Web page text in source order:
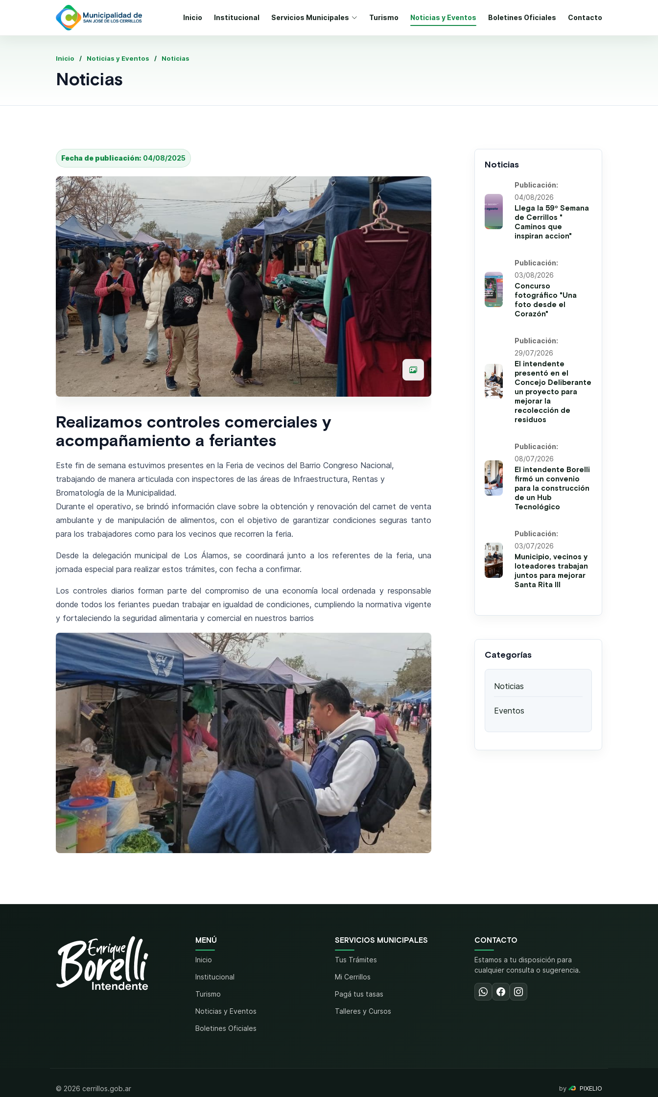
Inicio Institucional Servicios Municipales Turismo Noticias y Eventos Boletines Oficiales Contacto
Inicio Noticias y Eventos Noticias
Noticias
Fecha de publicación: 04/08/2025
Realizamos controles comerciales y
acompañamiento a feriantes
Este fin de semana estuvimos presentes en la Feria de vecinos del Barrio Congreso Nacional,
trabajando de manera articulada con inspectores de las áreas de Infraestructura, Rentas y
Bromatología de la Municipalidad.
Durante el operativo, se brindó información clave sobre la obtención y renovación del carnet de venta
ambulante y de manipulación de alimentos, con el objetivo de garantizar condiciones seguras tanto
para los trabajadores como para los vecinos que recorren la feria.
Desde la delegación municipal de Los Álamos, se coordinará junto a los referentes de la feria, una
jornada especial para realizar estos trámites, con fecha a confirmar.
Los controles diarios forman parte del compromiso de una economía local ordenada y responsable
donde todos los feriantes puedan trabajar en igualdad de condiciones, cumpliendo la normativa vigente
y fortaleciendo la seguridad alimentaria y comercial en nuestros barrios
Noticias
Publicación:
04/08/2026
Llega la 59º Semana
de Cerrillos "
Caminos que
inspiran accion"
Publicación:
03/08/2026
Concurso
fotográfico "Una
foto desde el
Corazón"
Publicación:
29/07/2026
El intendente
presentó en el
Concejo Deliberante
un proyecto para
mejorar la
recolección de
residuos
Publicación:
08/07/2026
El intendente Borelli
firmó un convenio
para la construcción
de un Hub
Tecnológico
Publicación:
03/07/2026
Municipio, vecinos y
loteadores trabajan
juntos para mejorar
Santa Rita III
Categorías
Noticias
Eventos
MENÚ
Inicio
Institucional
Turismo
Noticias y Eventos
Boletines Oficiales
SERVICIOS MUNICIPALES
Tus Trámites
Mi Cerrillos
Pagá tus tasas
Talleres y Cursos
CONTACTO
Estamos a tu disposición para
cualquier consulta o sugerencia.
© 2026 cerrillos.gob.ar by PIXELIO